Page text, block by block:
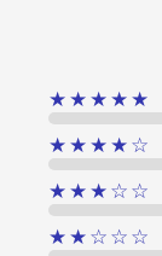
★★★★★
★★★★☆
★★★☆☆
★★☆☆☆